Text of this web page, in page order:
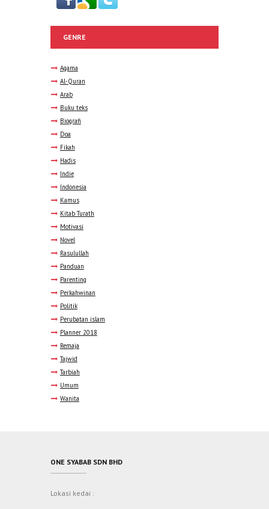
GENRE
Agama
Al-Quran
Arab
Buku teks
Biografi
Doa
Fikah
Hadis
Indie
Indonesia
Kamus
Kitab Turath
Motivasi
Novel
Rasulullah
Panduan
Parenting
Perkahwinan
Politik
Perubatan islam
Planner 2018
Remaja
Tajwid
Tarbiah
Umum
Wanita
ONE SYABAB SDN BHD
Lokasi kedai :